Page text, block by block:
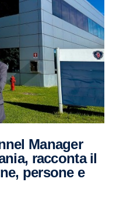
racconta il
persone e